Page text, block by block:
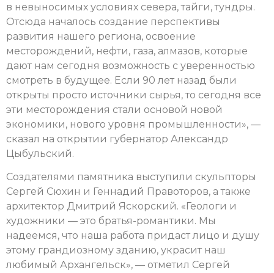
в невыносимых условиях севера, тайги, тундры.
Отсюда началось создание перспективы
развития нашего региона, освоение
месторождений, нефти, газа, алмазов, которые
дают нам сегодня возможность с уверенностью
смотреть в будущее. Если 90 лет назад были
открыты просто источники сырья, то сегодня все
эти месторождения стали основой новой
экономики, нового уровня промышленности», —
сказал на открытии губернатор Александр
Цыбульский.
Создателями памятника выступили скульпторы
Сергей Сюхин и Геннадий Правоторов, а также
архитектор Дмитрий Яскорский. «Геологи и
художники — это братья-романтики. Мы
надеемся, что наша работа придаст лицо и душу
этому грандиозному зданию, украсит наш
любимый Архангельск», — отметил Сергей